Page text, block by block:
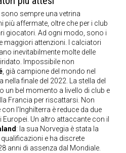
sono sempre una vetrina
più affermate, oltre che per i club
giocatori. Ad ogni modo, sono i
maggiori attenzioni. I calciatori
inevitabilmente molte delle
Impossibile non
, già campione del mondo nel
nella finale del 2022. La stella del
un bel momento a livello di club e
Francia per riscattarsi. Non
con l’Inghilterra è reduce da due
Un altro attaccante con il
: la sua Norvegia è stata la
e ha discrete
anni di assenza dal Mondiale.